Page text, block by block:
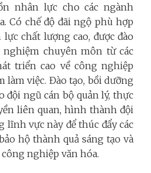
nhân lực cho các ngành
Có chế độ đãi ngộ phù hợp
chất lượng cao, được đào
chuyên môn từ các
triển cao về công nghiệp
làm việc. Đào tạo, bồi dưỡng
đội ngũ cán bộ quản lý, thực
liên quan, hình thành đội
lĩnh vực này để thúc đẩy các
hộ thành quả sáng tạo và
nghiệp văn hóa.